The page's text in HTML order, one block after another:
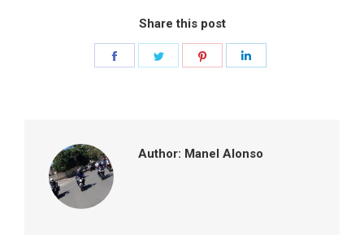
Share this post
Author: Manel Alonso